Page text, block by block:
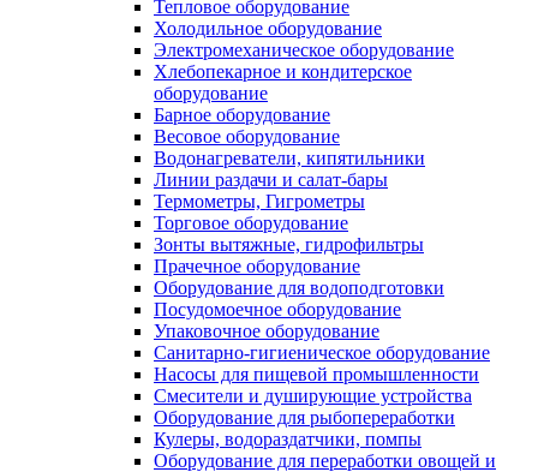
Тепловое оборудование
Холодильное оборудование
Электромеханическое оборудование
Хлебопекарное и кондитерское
оборудование
Барное оборудование
Весовое оборудование
Водонагреватели, кипятильники
Линии раздачи и салат-бары
Термометры, Гигрометры
Торговое оборудование
Зонты вытяжные, гидрофильтры
Прачечное оборудование
Оборудование для водоподготовки
Посудомоечное оборудование
Упаковочное оборудование
Санитарно-гигиеническое оборудование
Насосы для пищевой промышленности
Смесители и душирующие устройства
Оборудование для рыбопереработки
Кулеры, водораздатчики, помпы
Оборудование для переработки овощей и